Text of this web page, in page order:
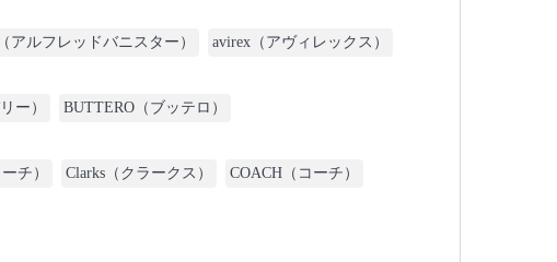
アルフレッドバニスター） avirex（アヴィレックス）
ー） BUTTERO（ブッテロ）
チ） Clarks（クラークス） COACH（コーチ）